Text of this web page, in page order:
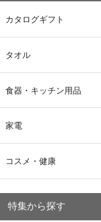
カタログギフト
タオル
食器・キッチン用品
家電
コスメ・健康
特集から探す